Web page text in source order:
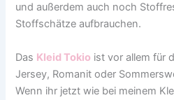
und außerdem auch noch
Stoffschätze aufbrauchen.
Das Kleid Tokio ist vor allem für
Jersey, Romanit oder
Wenn ihr jetzt wie bei meinem